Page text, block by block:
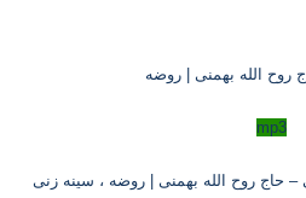
روح الله بهمنی | روضه
mp3
حاج روح الله بهمنی | روضه ، سینه زنی